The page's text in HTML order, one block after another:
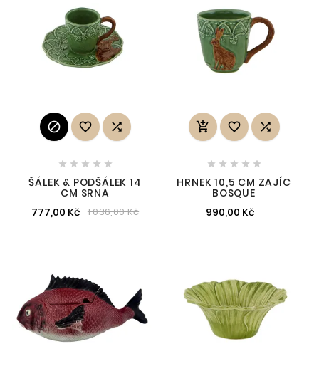
  
    
ŠÁLEK & PODŠÁLEK 14
CM SRNA
777,00 Kč 1 036,00 Kč
  
    
HRNEK 10,5 CM ZAJÍC
BOSQUE
990,00 Kč